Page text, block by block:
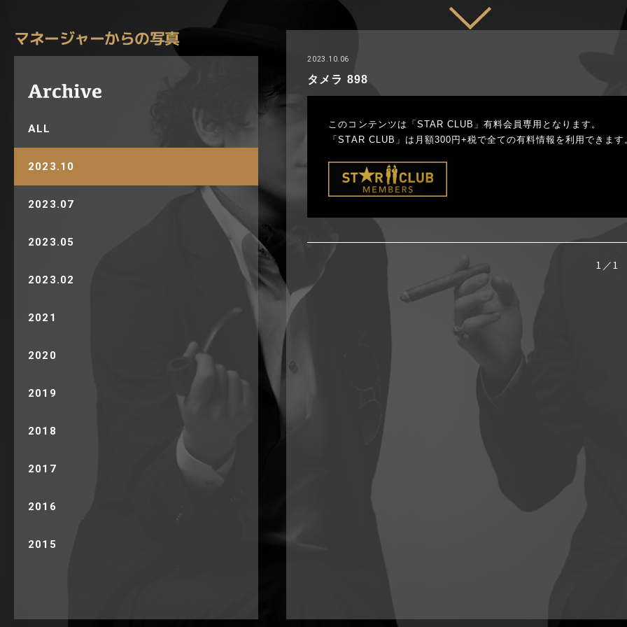
マネージャーからの写真
ALL
2023.10
2023.07
2023.05
2023.02
2021
2020
2019
2018
2017
2016
2015
2023.10.06
タメラ 898
このコンテンツは「STAR CLUB」有料会員専用となります。
「STAR CLUB」は月額300円+税で全ての有料情報を利用できます
1／1